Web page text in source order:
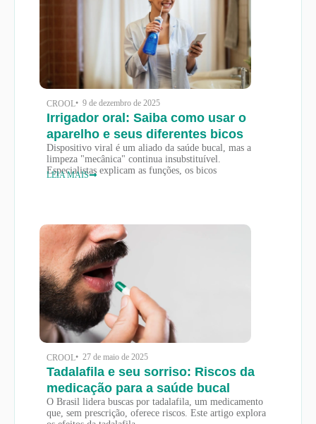
CROOL• 9 de dezembro de 2025
Irrigador oral: Saiba como usar o
aparelho e seus diferentes bicos
Dispositivo viral é um aliado da saúde bucal, mas a
limpeza "mecânica" continua insubstituível.
Especialistas explicam as funções, os bicos
LEIA MAIS
CROOL• 27 de maio de 2025
Tadalafila e seu sorriso: Riscos da
medicação para a saúde bucal
O Brasil lidera buscas por tadalafila, um medicamento
que, sem prescrição, oferece riscos. Este artigo explora